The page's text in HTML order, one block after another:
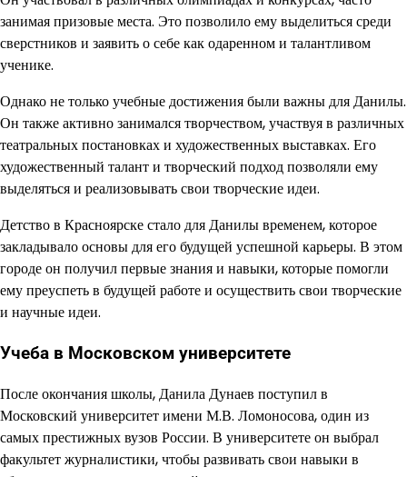
занимая призовые места. Это позволило ему выделиться среди
сверстников и заявить о себе как одаренном и талантливом
ученике.
Однако не только учебные достижения были важны для Данилы.
Он также активно занимался творчеством, участвуя в различных
театральных постановках и художественных выставках. Его
художественный талант и творческий подход позволяли ему
выделяться и реализовывать свои творческие идеи.
Детство в Красноярске стало для Данилы временем, которое
закладывало основы для его будущей успешной карьеры. В этом
городе он получил первые знания и навыки, которые помогли
ему преуспеть в будущей работе и осуществить свои творческие
и научные идеи.
Учеба в Московском университете
После окончания школы, Данила Дунаев поступил в
Московский университет имени М.В. Ломоносова, один из
самых престижных вузов России. В университете он выбрал
факультет журналистики, чтобы развивать свои навыки в